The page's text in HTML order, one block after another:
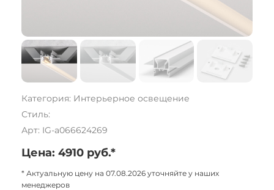
Категория: Интерьерное освещение
Стиль:
Арт: IG-a066624269
Цена: 4910 руб.*
* Актуальную цену на 07.08.2026 уточняйте у наших
менеджеров